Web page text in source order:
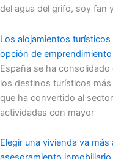
del agua del grifo, soy fan
Los alojamientos
opción de emprendimiento
España se ha
los destinos turísticos
que ha convertido al
actividades con mayor
Elegir una vivienda va